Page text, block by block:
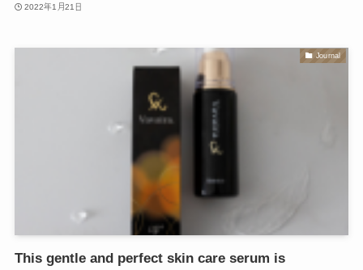
2022年1月21日
Journal
This gentle and perfect skin care serum is